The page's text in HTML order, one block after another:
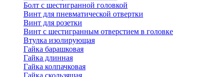
Болт с шестигранной головкой
Винт для пневматической отвертки
Винт для розетки
Винт с шестигранным отверстием в головке
Втулка изолирующая
Гайка барашковая
Гайка длинная
Гайка колпачковая
Гайка скользящая